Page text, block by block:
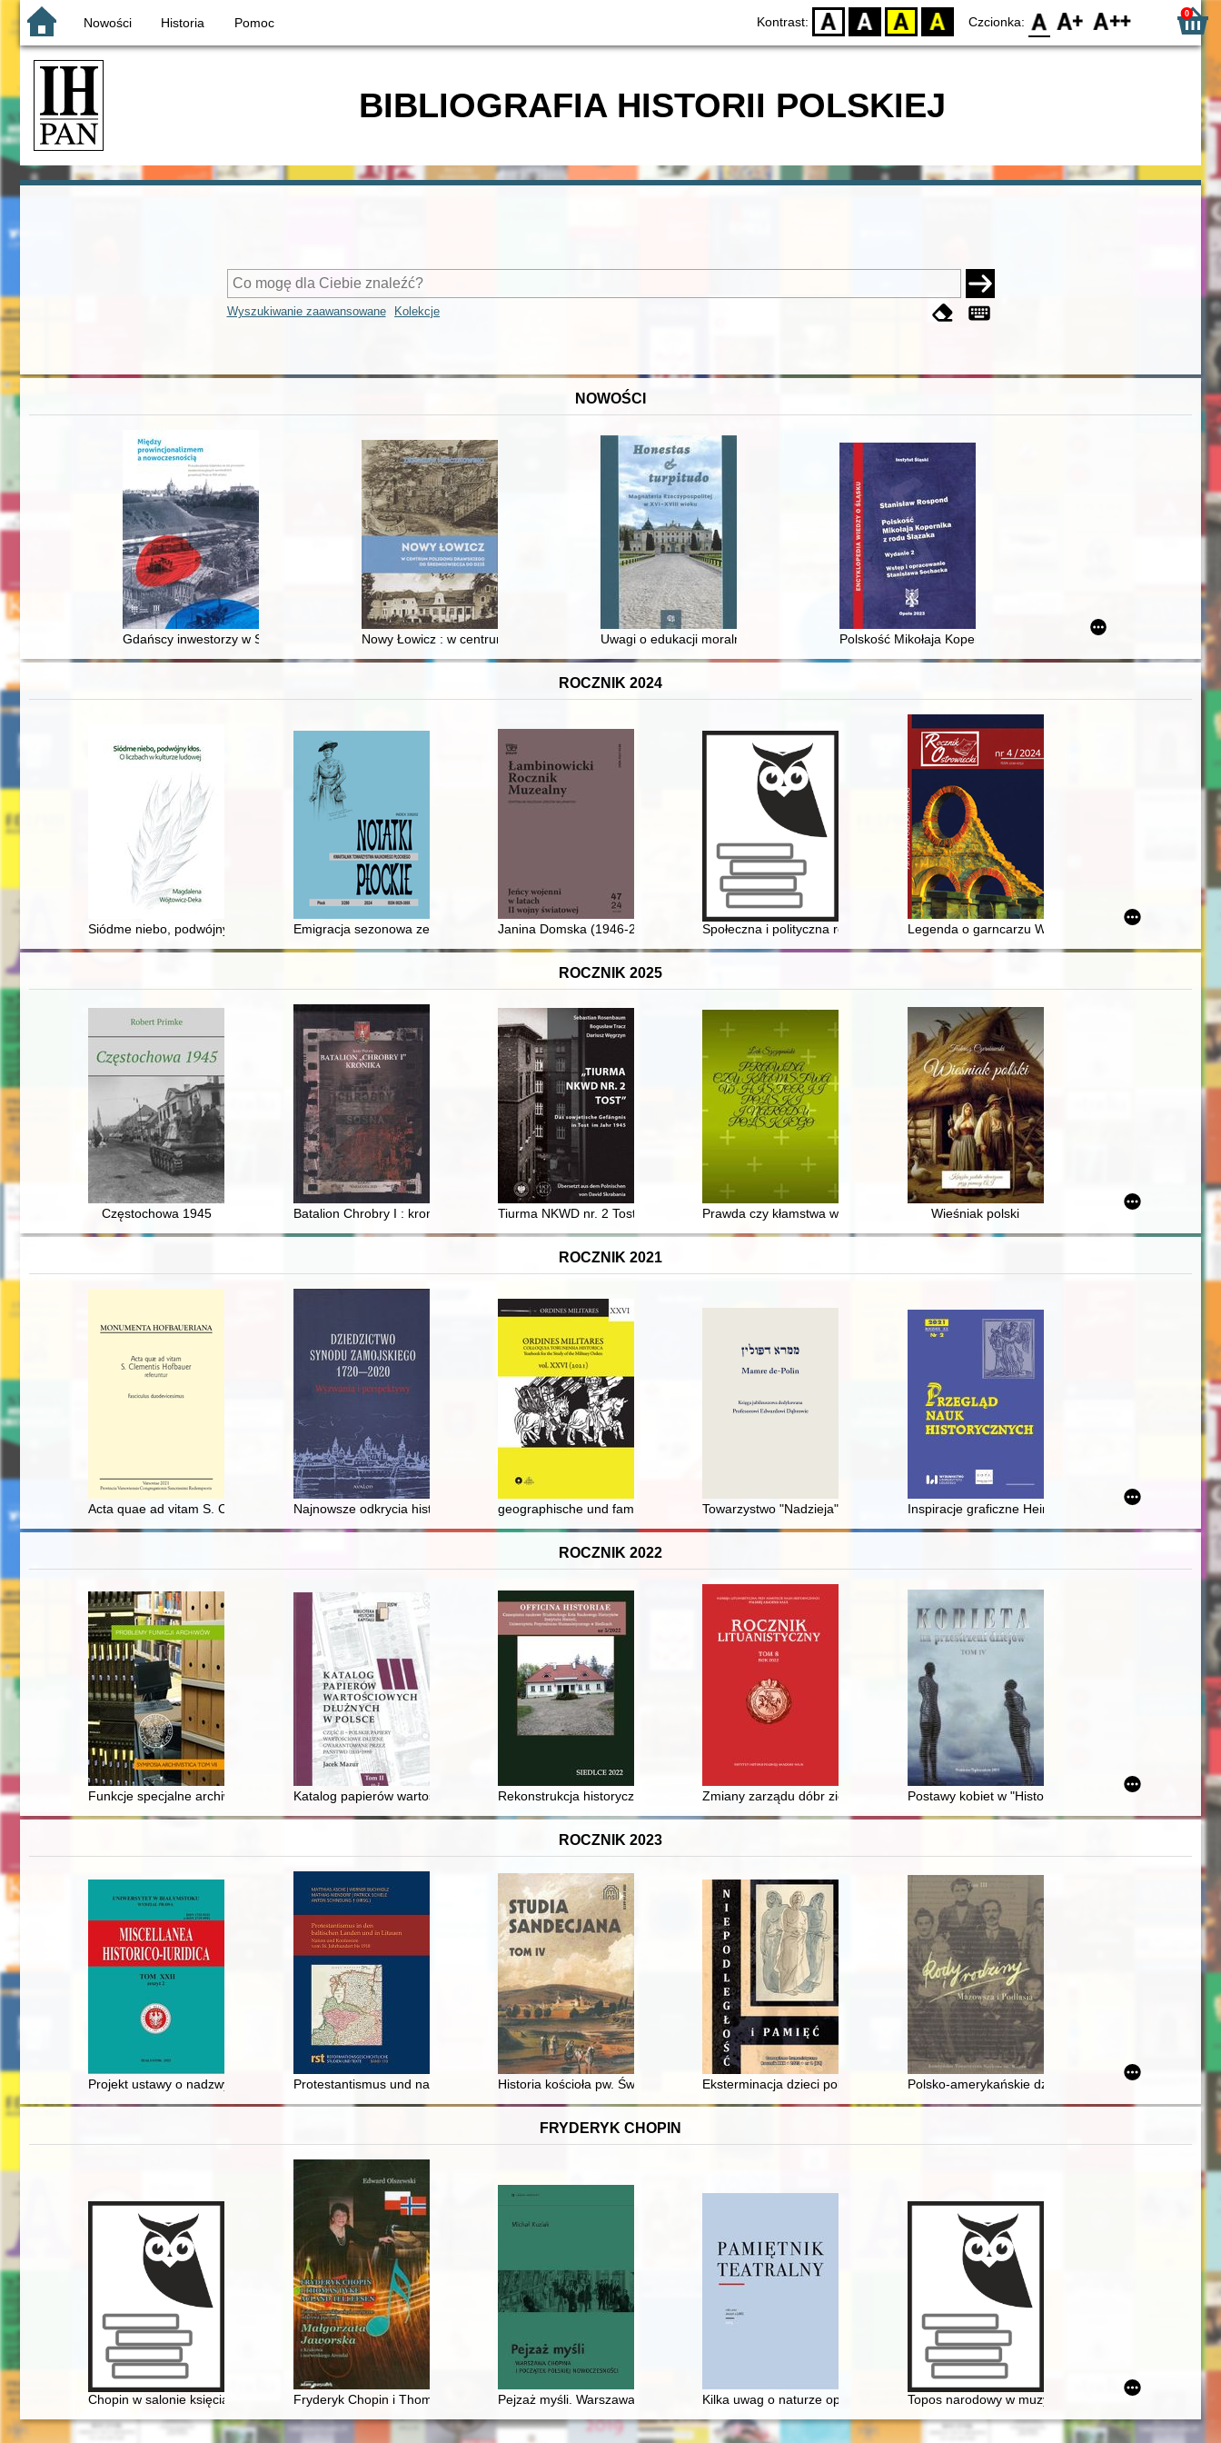
Nowości Historia Pomoc Kontrast: D BW YB BY Czcionka: F0 F1 F2 0
BIBLIOGRAFIA HISTORII POLSKIEJ
Wyszukiwanie zaawansowane Kolekcje
NOWOŚCI
Gdańscy inwestorzy w Sopocie : prestiż finansowy i towarzyski lokalnego mieszczaństwa w 2. poł. XIX w
Nowy Łowicz : w centrum poligonu drawskiego od średniowiecza do dziśUwagi o edukacji moralnej synów szlacheckich w XVI-wiecznej Rzeczypospolitej
Polskość Mikołaja Kopernika z rodu Ślązaka
ROCZNIK 2024
Siódme niebo, podwójny kłos : o liczbach w kulturze ludowejEmigracja sezonowa ze wsi guberni płockiej do Prus Wschodnich na przełomie XIX i XX wieku
Janina Domska (1946-2024) Społeczna i polityczna rola kobiet z kręgów władzy w państwach krzyżowych i
Legenda o garncarzu Wojtosie, czyli O reklamie z
ROCZNIK 2025
Częstochowa 1945 Batalion Chrobry I : kronika : na podstawie powielaczowych kronik Batalionu, relacji uczestników i dokumentów archiwalnych
Tiurma NKWD nr. 2 Tost" : das sowjetische Gefängnis in Tost im Jahr 1945
Prawda czy kłamstwa w historii Polski i narodu polskiego
Wieśniak polski
ROCZNIK 2021
Acta quae ad vitam S. Clementis Hofbauer referunturNajnowsze odkrycia historyków lwowskich w badaniach nad Synodem Zamojskim
geographische und familiäre Herkunft der Ordensgebietiger Konrad von Kyburg und Rudolf von Kyburg
Towarzystwo "Nadzieja" i jego działalność na rzecz wspierania chorej młodzieży
Inspiracje graficzne Heinricha Paula Groskurta
ROCZNIK 2022
Funkcje specjalne archiwów z aktami tajnych służb systemów totalitarnych w Europie Środkowo-Wschodniej
Katalog papierów wartościowych dłużnych w Polsce. Cz. 2,Rekonstrukcja historyczna jako zjawisko kulturoweZmiany zarządu dóbr ziemskich i urzędnicy Radziwiłłów birżańskich od końca XVI do
Postawy kobiet w "Historiach Kościelnych" Sokratesa
ROCZNIK 2023
Projekt ustawy o nadzwyczajnych środkach działania w interesie ochrony obywateli i państwa z 1981 r. : przyczynek do genezy stanu wojennego
Protestantismus und nationale Bewegung bei den Litauern im Russischen Kaiserreich und in Preußen seit der Mitte des 19. Jahrhunderts
Historia kościoła pw. Św. Michała Archanioła w Ujanowicach z polichromią szkoły matejkowskiej prof. Józefa Mikulskiego
Eksterminacja dzieci polskich robotnic przymusowych w domu dziecka w Velpke
Polsko-amerykańskie dzieje rodu Makowskich ze wsi
FRYDERYK CHOPIN
Chopin w salonie księcia Antoniego Radziwiłła". Nowe odczytanie obrazu Henryka Siemiradzkiego
Fryderyk Chopin i Thomas Dyke Acland Tellefsen. Polsko-norweskie więzi muzyczne odkrywa pianistka Małgorzata Jaworska z Krakowa i norweskiego Arendal
Pejzaż myśli. Warszawa Chopina i początek polskiej nowoczesnościKilka uwag o naturze opery, czyli dlaczego Fryderyk Chopin nie został twórcą opery
Topos narodowy w muzyce polskiej pierwszej